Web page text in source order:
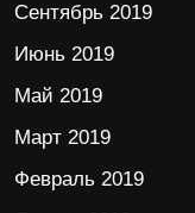
Сентябрь 2019
Июнь 2019
Май 2019
Март 2019
Февраль 2019